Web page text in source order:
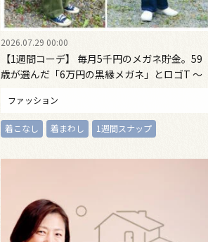
2026.07.29 00:00
【1週間コーデ】 毎月5千円のメガネ貯金。59
歳が選んだ「6万円の黒縁メガネ」とロゴT ～
ファッション
着こなし 着まわし 1週間スナップ